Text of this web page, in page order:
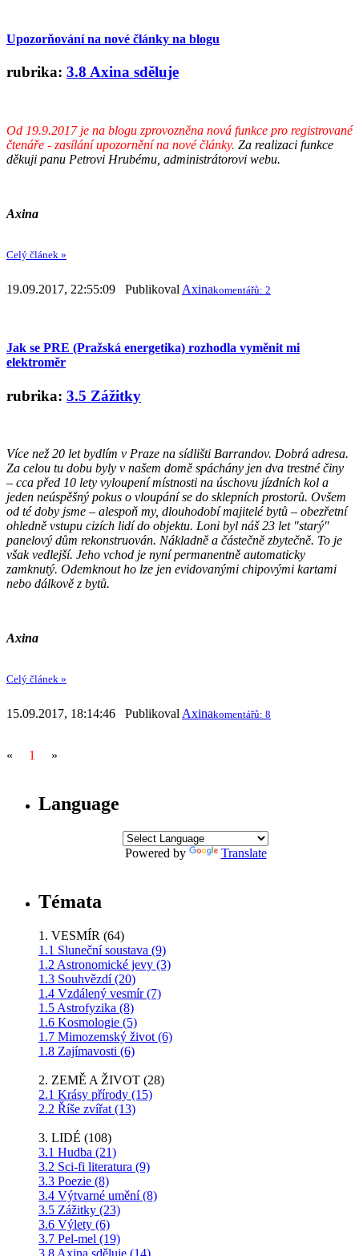
Upozorňování na nové články na blogu
rubrika: 3.8 Axina sděluje
Od 19.9.2017 je na blogu zprovozněna nová funkce pro registrované
čtenáře - zasílání upozornění na nové články. Za realizaci funkce
děkuji panu Petrovi Hrubému, administrátorovi webu.
Axina
Celý článek »
19.09.2017, 22:55:09 Publikoval Axinakomentářů: 2
Jak se PRE (Pražská energetika) rozhodla vyměnit mi
elektroměr
rubrika: 3.5 Zážitky
Více než 20 let bydlím v Praze na sídlišti Barrandov. Dobrá adresa.
Za celou tu dobu byly v našem domě spáchány jen dva trestné činy
– cca před 10 lety vyloupení místnosti na úschovu jízdních kol a
jeden neúspěšný pokus o vloupání se do sklepních prostorů. Ovšem
od té doby jsme – alespoň my, dlouhodobí majitelé bytů – obezřetní
ohledně vstupu cizích lidí do objektu. Loni byl náš 23 let "starý"
panelový dům rekonstruován. Nákladně a částečně zbytečně. To je
však vedlejší. Jeho vchod je nyní permanentně automaticky
zamknutý. Odemknout ho lze jen evidovanými chipovými kartami
nebo dálkově z bytů.
Axina
Celý článek »
15.09.2017, 18:14:46 PublikovalAxinakomentářů: 8
« 1 »
Language
Powered by Translate
Témata
1. VESMÍR (64)
1.1 Sluneční soustava (9)
1.2 Astronomické jevy (3)
1.3 Souhvězdí (20)
1.4 Vzdálený vesmír (7)
1.5 Astrofyzika (8)
1.6 Kosmologie (5)
1.7 Mimozemský život (6)
1.8 Zajímavosti (6)
2. ZEMĚ A ŽIVOT (28)
2.1 Krásy přírody (15)
2.2 Říše zvířat (13)
3. LIDÉ (108)
3.1 Hudba (21)
3.2 Sci-fi literatura (9)
3.3 Poezie (8)
3.4 Výtvarné umění (8)
3.5 Zážitky (23)
3.6 Výlety (6)
3.7 Pel-mel (19)
3.8 Axina sděluje (14)